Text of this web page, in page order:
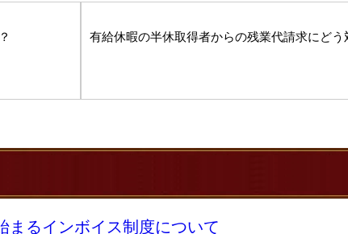
有給休暇の半休取得者からの残業代請求にどう
まるインボイス制度について